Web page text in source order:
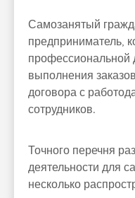
Самозанятый
предприниматель,
профессиональной
выполнения
договора с
сотрудников.
Точного перечня
деятельности для
несколько